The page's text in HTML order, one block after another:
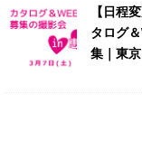
【日程
タログ
集｜東京